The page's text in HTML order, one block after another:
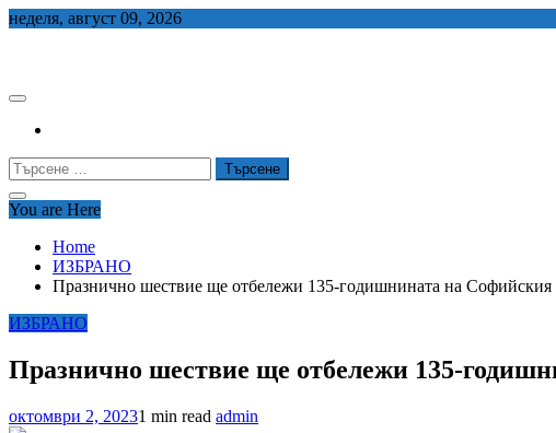
Skip
неделя, август 09, 2026
Търсене
за:
You are Here
Home
ИЗБРАНО
Празнично шествие ще отбележи 135-годишнината на Софийския
ИЗБРАНО
Празнично шествие ще отбележи 135-
октомври 2, 20231 min read admin